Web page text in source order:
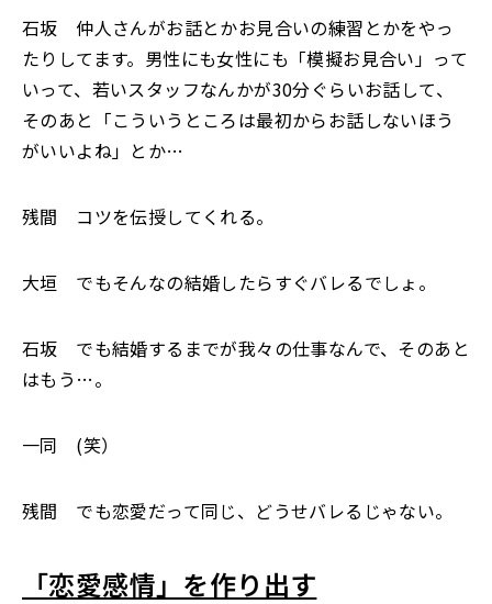
石坂 仲人さんがお話とかお見合いの練習とかをやっ
たりしてます。男性にも女性にも「模擬お見合い」って
いって、若いスタッフなんかが30分ぐらいお話して、
そのあと「こういうところは最初からお話しないほう
がいいよね」とか…
残間 コツを伝授してくれる。
大垣 でもそんなの結婚したらすぐバレるでしょ。
石坂 でも結婚するまでが我々の仕事なんで、そのあと
はもう…。
一同 (笑）
残間 でも恋愛だって同じ、どうせバレるじゃない。
「恋愛感情」を作り出す